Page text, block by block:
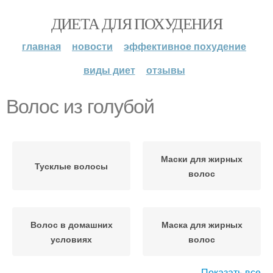
ДИЕТА ДЛЯ ПОХУДЕНИЯ
главная новости
эффективное похудение
виды диет
отзывы
Волос из голубой
Тусклые волосы
Маски для жирных
волос
Волос в домашних
условиях
Маска для жирных
волос